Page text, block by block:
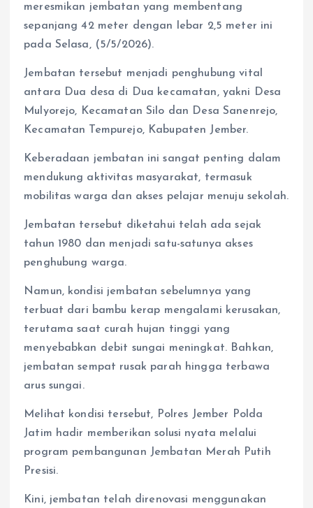
meresmikan jembatan yang membentang
sepanjang 42 meter dengan lebar 2,5 meter ini
pada Selasa, (5/5/2026).
Jembatan tersebut menjadi penghubung vital
antara Dua desa di Dua kecamatan, yakni Desa
Mulyorejo, Kecamatan Silo dan Desa Sanenrejo,
Kecamatan Tempurejo, Kabupaten Jember.
Keberadaan jembatan ini sangat penting dalam
mendukung aktivitas masyarakat, termasuk
mobilitas warga dan akses pelajar menuju sekolah.
Jembatan tersebut diketahui telah ada sejak
tahun 1980 dan menjadi satu-satunya akses
penghubung warga.
Namun, kondisi jembatan sebelumnya yang
terbuat dari bambu kerap mengalami kerusakan,
terutama saat curah hujan tinggi yang
menyebabkan debit sungai meningkat. Bahkan,
jembatan sempat rusak parah hingga terbawa
arus sungai.
Melihat kondisi tersebut, Polres Jember Polda
Jatim hadir memberikan solusi nyata melalui
program pembangunan Jembatan Merah Putih
Presisi.
Kini, jembatan telah direnovasi menggunakan